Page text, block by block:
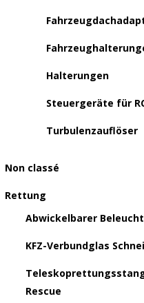
Halterungen
Steuergeräte für
Turbulenzauflöser
Non classé
Rettung
Abwickelbarer
KFZ-Verbundglas
Rescue